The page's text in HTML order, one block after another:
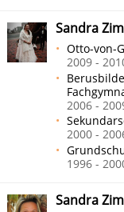
Sandra
Otto-von-
2009 -
2006 -
2000 -
1996 -
Sandra